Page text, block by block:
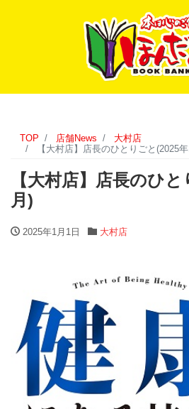
TOP 店舗News
大村店
【大村店】店長のひとりごと(2025
【大村店】店長のひ
月)
2025年1月1日 大村店